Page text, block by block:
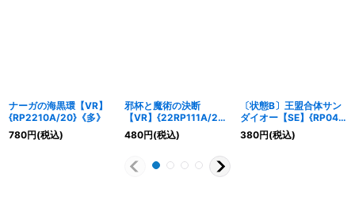
ナーガの海黒環【VR】
{RP2210A/20}《多》
780円(税込)
邪杯と魔術の決断
【VR】{22RP111A/20}
《多》
480円(税込)
〔状態B〕王盟合体サン
ダイオー【SE】{RP04
裁S7秘/S10}《火》
380円(税込)